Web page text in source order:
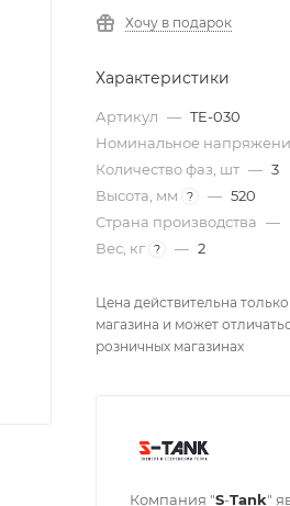
Хочу в подарок
Характеристики
Артикул — TE-030
Номинальное
Количество фаз, шт — 3
Высота, мм
? — 520
Страна производства —
Вес, кг ? — 2
Цена действительна
магазина и может
розничных магазинах
Компания "S-Tank"